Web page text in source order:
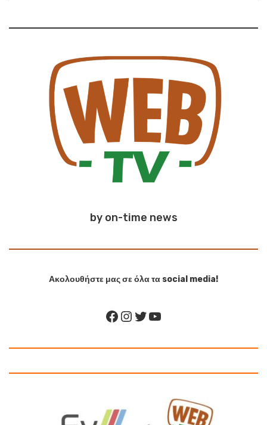
by on-time news
Ακολουθήστε μας σε όλα τα social media!